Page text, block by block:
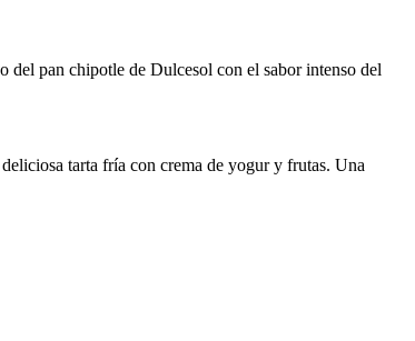
del pan chipotle de Dulcesol con el sabor intenso del
tarta fría con crema de yogur y frutas. Una